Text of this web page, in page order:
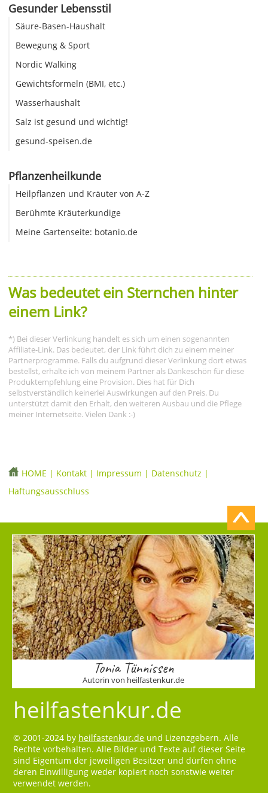
Gesunder Lebensstil
Säure-Basen-Haushalt
Bewegung & Sport
Nordic Walking
Gewichtsformeln (BMI, etc.)
Wasserhaushalt
Salz ist gesund und wichtig!
gesund-speisen.de
Pflanzenheilkunde
Heilpflanzen und Kräuter von A-Z
Berühmte Kräuterkundige
Meine Gartenseite: botanio.de
Was bedeutet ein Sternchen hinter
einem Link?
*) Bei dieser Verlinkung handelt es sich um einen sogenannten
Affiliate-Link. Das bedeutet, der Link führt dich zu einem meiner
Partnerprogramme. Falls du aufgrund dieser Verlinkung dort etwas
bestellst, erhalte ich von meinem Partner als Dankeschön für diese
Produktempfehlung eine Provision. Dies hat für Dich
selbstverständlich keinerlei Auswirkungen auf den Preis. Du
unterstützt damit den Erhalt, den weiteren Ausbau und die Pflege
meiner Internetseite. Vielen Dank :-)
HOME | Kontakt | Impressum | Datenschutz |
Haftungsausschluss
Tonia Tünnissen
Autorin von heilfastenkur.de
heilfastenkur.de
© 2001-2024 by heilfastenkur.de und Lizenzgebern. Alle
Rechte vorbehalten. Alle Bilder und Texte auf dieser Seite
sind Eigentum der jeweiligen Besitzer und dürfen ohne
deren Einwilligung weder kopiert noch sonstwie weiter
verwendet werden.